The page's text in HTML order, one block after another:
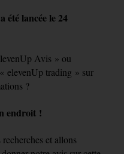
lancée le 24
Avis » ou
elevenUp trading » sur
?
endroit !
et allons